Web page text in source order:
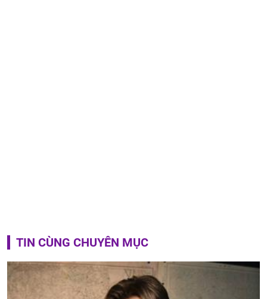
TIN CÙNG CHUYÊN MỤC